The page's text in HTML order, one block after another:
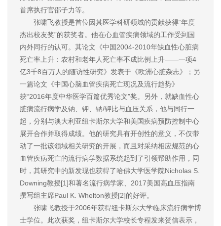
首席执行官邵子力等。
张啸飞教授是首位因其医学科研领域的贡献获得“年度
杰出校友奖”的获奖者。他在心血管疾病领域的工作受到国
内外同行的认可。其论文《中国2004-2010年缺血性心脏病
死亡率上升：农村和老年人死亡率不成比例上升——一项4
亿3千8百万人的随访性研究》发表于《欧洲心脏杂志》；另
一篇论文《中国心脑血管疾病死亡现况及流行趋势》
获“2016年度中华医学百篇优秀论文”奖。另外，就缺血性心
脏病流行病学及钠、钾、钠/钾比与血压关系，他与同行一
起，分别与澳大利亚纽卡斯尔大学和美国疾病预防控制中心
展开合作并取得成绩。他的研究具有开创性的意义，不仅带
动了一批该领域相关研究的开展，而且对采纳相应规范的心
血管疾病死亡的流行病学数据系统起到了引领帮助作用，同
时，其研究中的新发现也获得了哈佛大学医学院Nicholas S.
Downing教授[1]和著名流行病学家、2017美国高血压指南
撰写组主席Paul K. Whelton教授[2]的好评。
张啸飞教授于2006年获得纽卡斯尔大学临床流行病学博
士学位。此次获奖，纽卡斯尔大学校长专程发来贺信表示，